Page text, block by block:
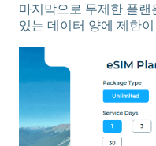
마지막으로 무제한 플
있는 데이터 양에 제한